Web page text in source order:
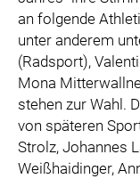
an folgende
unter anderem
(Radsport),
Mona
stehen zur Wahl.
von späteren
Strolz, Johannes
Weißhaidinger,